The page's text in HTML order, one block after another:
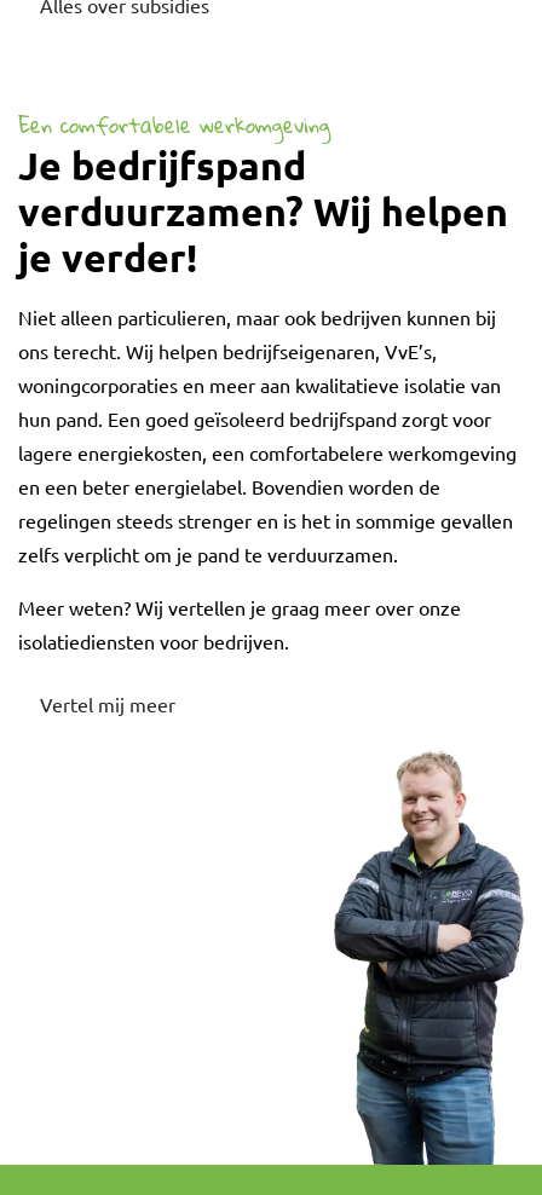
Alles over subsidies
Een comfortabele werkomgeving
Je bedrijfspand
verduurzamen? Wij helpen
je verder!
Niet alleen particulieren, maar ook bedrijven kunnen bij
ons terecht. Wij helpen bedrijfseigenaren, VvE’s,
woningcorporaties en meer aan kwalitatieve isolatie van
hun pand. Een goed geïsoleerd bedrijfspand zorgt voor
lagere energiekosten, een comfortabelere werkomgeving
en een beter energielabel. Bovendien worden de
regelingen steeds strenger en is het in sommige gevallen
zelfs verplicht om je pand te verduurzamen.
Meer weten? Wij vertellen je graag meer over onze
isolatiediensten voor bedrijven.
Vertel mij meer